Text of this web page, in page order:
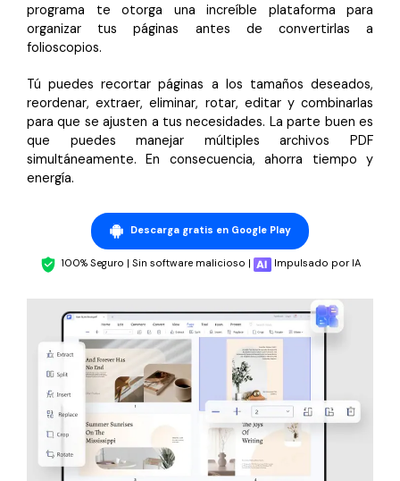
programa te otorga una increíble plataforma para
organizar tus páginas antes de convertirlas a
folioscopios.
Tú puedes recortar páginas a los tamaños deseados,
reordenar, extraer, eliminar, rotar, editar y combinarlas
para que se ajusten a tus necesidades. La parte buen es
que puedes manejar múltiples archivos PDF
simultáneamente. En consecuencia, ahorra tiempo y
energía.
Descarga gratis en Google Play
100% Seguro | Sin software malicioso | Impulsado por IA